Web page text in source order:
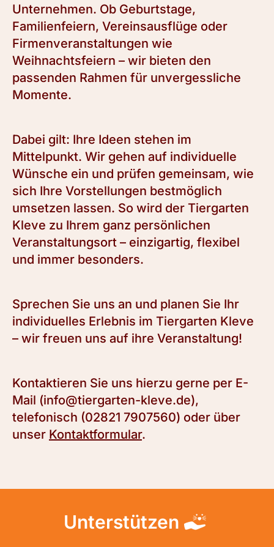
Unternehmen. Ob Geburtstage,
Familienfeiern, Vereinsausflüge oder
Firmenveranstaltungen wie
Weihnachtsfeiern – wir bieten den
passenden Rahmen für unvergessliche
Momente.
Dabei gilt: Ihre Ideen stehen im
Mittelpunkt. Wir gehen auf individuelle
Wünsche ein und prüfen gemeinsam, wie
sich Ihre Vorstellungen bestmöglich
umsetzen lassen. So wird der Tiergarten
Kleve zu Ihrem ganz persönlichen
Veranstaltungsort – einzigartig, flexibel
und immer besonders.
Sprechen Sie uns an und planen Sie Ihr
individuelles Erlebnis im Tiergarten Kleve
– wir freuen uns auf ihre Veranstaltung!
Kontaktieren Sie uns hierzu gerne per E-
Mail (info@tiergarten-kleve.de),
telefonisch (02821 7907560) oder über
unser Kontaktformular.
Unterstützen